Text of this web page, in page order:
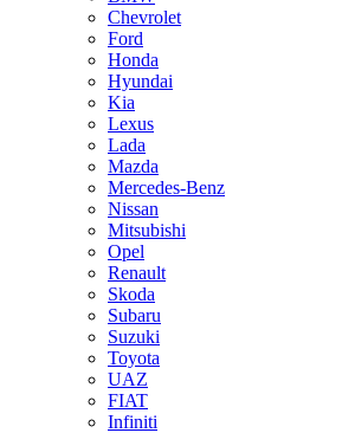
Chevrolet
Ford
Honda
Hyundai
Kia
Lexus
Lada
Mazda
Mercedes-Benz
Nissan
Mitsubishi
Opel
Renault
Skoda
Subaru
Suzuki
Toyota
UAZ
FIAT
Infiniti